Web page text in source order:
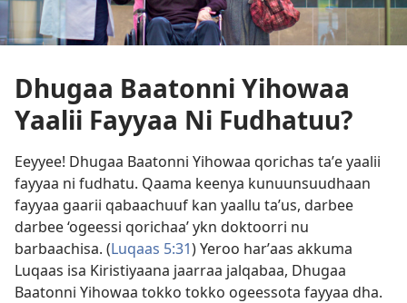
Dhugaa Baatonni Yihowaa
Yaalii Fayyaa Ni Fudhatuu?
Eeyyee! Dhugaa Baatonni Yihowaa qorichas taʼe yaalii
fayyaa ni fudhatu. Qaama keenya kunuunsuudhaan
fayyaa gaarii qabaachuuf kan yaallu taʼus, darbee
darbee ‘ogeessi qorichaa’ ykn doktoorri nu
barbaachisa. (Luqaas 5:31) Yeroo harʼaas akkuma
Luqaas isa Kiristiyaana jaarraa jalqabaa, Dhugaa
Baatonni Yihowaa tokko tokko ogeessota fayyaa dha.